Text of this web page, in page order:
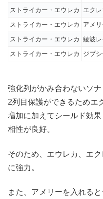
ストライカー・エウレカ
エクレ
ストライカー・エウレカ
アメリ
ストライカー・エウレカ 綾波レ
ストライカー・エウレカ
ジプ
強化列がかみ合わないソ
2列目保護ができるためエ
増加に加えてシールド効
相性が良好。
そのため、エウレカ、エ
に強力。
また、アメリーを入れる